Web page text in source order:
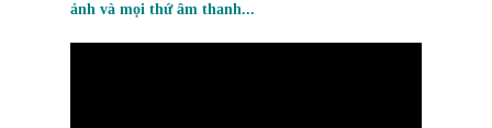
ảnh và mọi thứ âm thanh...